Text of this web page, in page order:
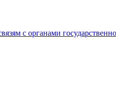
с органами